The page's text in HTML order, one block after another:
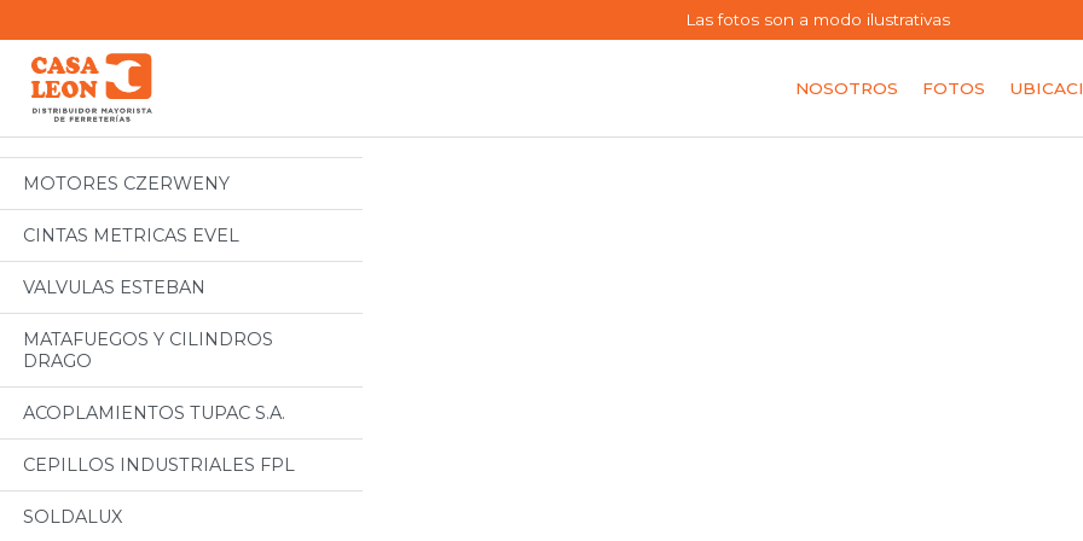
Las fotos son a modo ilustrativas
NOSOTROS FOTOS
Categorias
Todos
MOTORES CZERWENY
CINTAS METRICAS EVEL
VALVULAS ESTEBAN
MATAFUEGOS Y CILINDROS
DRAGO
ACOPLAMIENTOS TUPAC S.A.
CEPILLOS INDUSTRIALES FPL
SOLDALUX